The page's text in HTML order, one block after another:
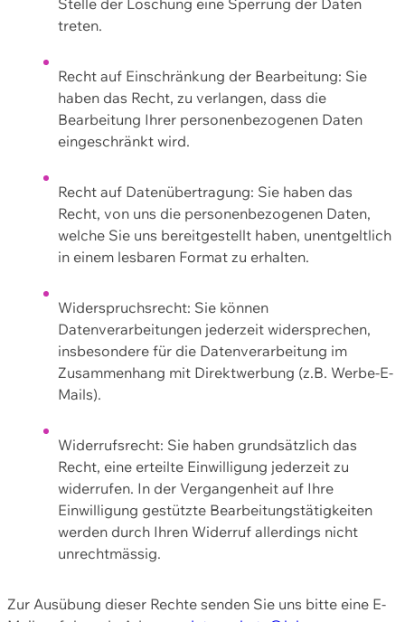
treten.
Recht auf Einschränkung der Bearbeitung: Sie
haben das Recht, zu verlangen, dass die
Bearbeitung Ihrer personenbezogenen Daten
eingeschränkt wird.
Recht auf Datenübertragung: Sie haben das
Recht, von uns die personenbezogenen Daten,
welche Sie uns bereitgestellt haben, unentgeltlich
in einem lesbaren Format zu erhalten.
Widerspruchsrecht: Sie können
Datenverarbeitungen jederzeit widersprechen,
insbesondere für die Datenverarbeitung im
Zusammenhang mit Direktwerbung (z.B. Werbe-E-
Mails).
Widerrufsrecht: Sie haben grundsätzlich das
Recht, eine erteilte Einwilligung jederzeit zu
widerrufen. In der Vergangenheit auf Ihre
Einwilligung gestützte Bearbeitungstätigkeiten
werden durch Ihren Widerruf allerdings nicht
unrechtmässig.
Zur Ausübung dieser Rechte senden Sie uns bitte eine E-